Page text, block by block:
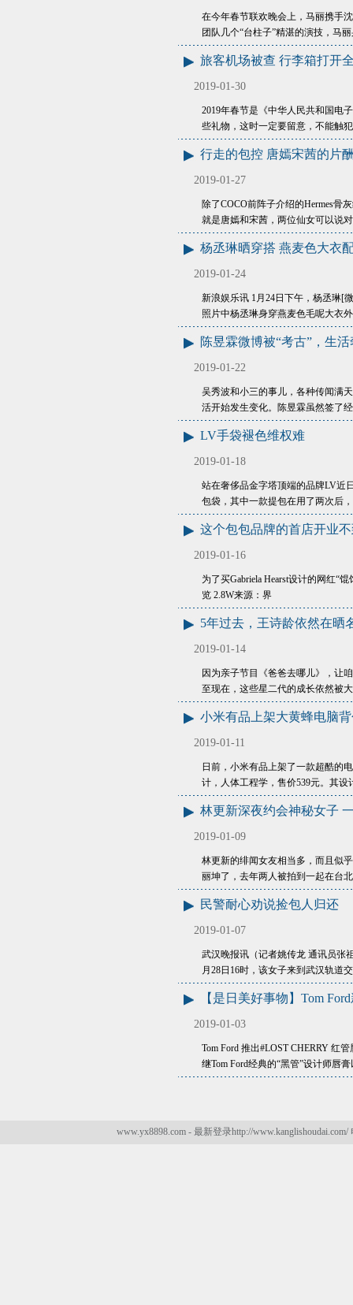
在今年春节联欢晚会上，马丽携手
团队几个“台柱子”精湛的演技，马丽
旅客机场被查 行李箱打开
2019-01-30
2019年春节是《中华人民共和国电
些礼物，这时一定要留意，不能触
行走的包控 唐嫣宋茜的片
2019-01-27
除了COCO前阵子介绍的Hermes骨
就是唐嫣和宋茜，两位仙女可以说对
杨丞琳晒穿搭 燕麦色大衣
2019-01-24
新浪娱乐讯 1月24日下午，杨丞琳
照片中杨丞琳身穿燕麦色毛呢大衣
陈昱霖微博被“考古”，生
2019-01-22
吴秀波和小三的事儿，各种传闻满
活开始发生变化。陈昱霖虽然签了
LV手袋褪色维权难
2019-01-18
站在奢侈品金字塔顶端的品牌LV近
包袋，其中一款提包在用了两次后
这个包包品牌的首店开业
2019-01-16
为了买Gabriela Hearst设计的网红“
览 2.8W来源：界
5年过去，王诗龄依然在晒
2019-01-14
因为亲子节目《爸爸去哪儿》，让
至现在，这些星二代的成长依然被
小米有品上架大黄蜂电脑
2019-01-11
日前，小米有品上架了一款超酷的
计，人体工程学，售价539元。其设
林更新深夜约会神秘女子
2019-01-09
林更新的绯闻女友相当多，而且似
丽坤了，去年两人被拍到一起在台
民警耐心劝说捡包人归还
2019-01-07
武汉晚报讯（记者姚传龙 通讯员张
月28日16时，该女子来到武汉轨道
【是日美好事物】Tom
2019-01-03
Tom Ford 推出#LOST CHERRY 红管
继Tom Ford经典的“黑管”设计师唇
www.yx8898.com - 最新登录http://